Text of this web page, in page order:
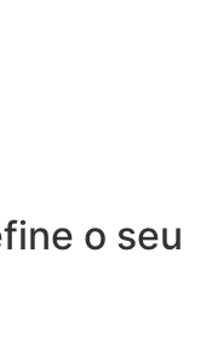
o seu